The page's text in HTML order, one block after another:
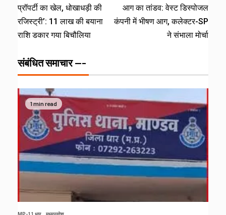
प्रॉपर्टी का खेल, धोखाधड़ी की
रजिस्ट्री’: 11 लाख की बयाना
राशि डकार गया बिचौलिया
आग का तांडव: वेस्ट डिस्पोजल
कंपनी में भीषण आग, कलेक्टर-SP
ने संभाला मोर्चा
संबंधित समाचार ---
1 min read